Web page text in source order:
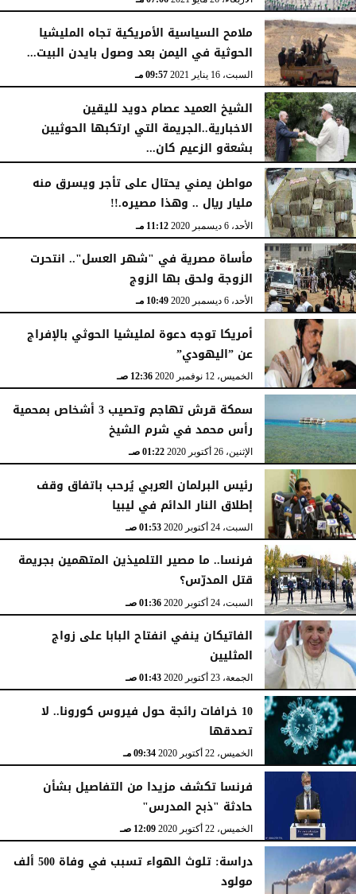
ملامح السياسية الأمريكية تجاه المليشيا
الحوثية في اليمن بعد وصول بايدن البيت...
السبت، 16 يناير 2021 09:57 مـ
الشيخ العميد عصام دويد لليقين
الاخبارية..الجريمة التي ارتكبها الحوثيين
بشعةو الزعيم كان...
الإثنين، 21 ديسمبر 2020
مواطن يمني يحتال على تأجر ويسرق منه
مليار ريال .. وهذا مصيره.!!
الأحد، 6 ديسمبر 2020 11:12 مـ
مأساة مصرية في "شهر العسل".. انتحرت
الزوجة ولحق بها الزوج
الأحد، 6 ديسمبر 2020 10:49 مـ
أمريكا توجه دعوة لمليشيا الحوثي بالإفراج
عن ”اليهودي”
الخميس، 12 نوفمبر 2020 12:36 صـ
سمكة قرش تهاجم وتصيب 3 أشخاص بمحمية
رأس محمد في شرم الشيخ
الإثنين، 26 أكتوبر 2020 01:22 صـ
رئيس البرلمان العربي يُرحب باتفاق وقف
إطلاق النار الدائم في ليبيا
السبت، 24 أكتوبر 2020 01:53 صـ
فرنسا.. ما مصير التلميذين المتهمين بجريمة
قتل المدرّس؟
السبت، 24 أكتوبر 2020 01:36 صـ
الفاتيكان ينفي انفتاح البابا على زواج
المثليين
الجمعة، 23 أكتوبر 2020 01:43 صـ
10 خرافات رائجة حول فيروس كورونا.. لا
تصدقها
الخميس، 22 أكتوبر 2020 09:34 مـ
فرنسا تكشف مزيدا من التفاصيل بشأن
حادثة "ذبح المدرس"
الخميس، 22 أكتوبر 2020 12:09 صـ
دراسة: تلوث الهواء تسبب في وفاة 500 ألف
مولود